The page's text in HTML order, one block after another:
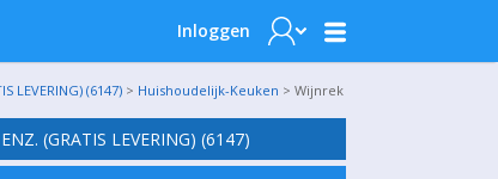
Inloggen
LEVERING) (6147) > Huishoudelijk-Keuken > Wijnrek
(GRATIS LEVERING) (6147)